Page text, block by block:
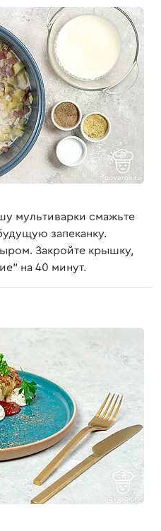
мультиварки смажьте
запеканку.
Закройте крышку,
на 40 минут.